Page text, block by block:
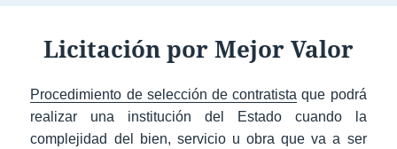
Licitación por Mejor Valor
Procedimiento de selección de contratista que podrá
realizar una institución del Estado cuando la
complejidad del bien, servicio u obra que va a ser